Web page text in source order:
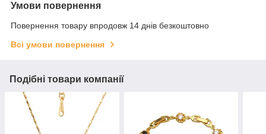
Умови повернення
Повернення товару впродовж 14 днів безкоштовно
Всі умови повернення
Подібні товари компанії